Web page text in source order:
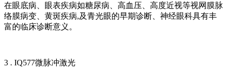
在眼底病、眼表疾病如糖尿病、高血压、高度近视等视网膜脉
络膜病变、黄斑疾病,及青光眼的早期诊断、神经眼科具有丰
富的临床诊断意义。
3 . IQ577微脉冲激光